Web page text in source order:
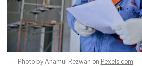
Photo by Anamul Rezwan on Pexels.com